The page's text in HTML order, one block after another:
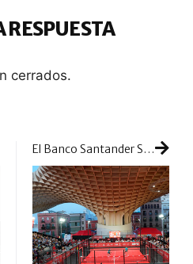
RESPUESTA
cerrados.
El Banco Santander Sevilla Master bate el récord de parejas inscritas con un total de 199